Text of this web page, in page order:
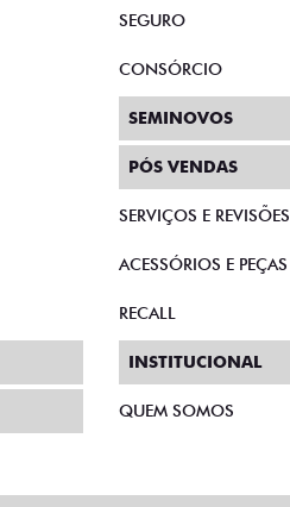
SEGURO
CONSÓRCIO
SEMINOVOS
PÓS VENDAS
SERVIÇOS E REVISÕES
ACESSÓRIOS E PEÇAS
RECALL
INSTITUCIONAL
QUEM SOMOS